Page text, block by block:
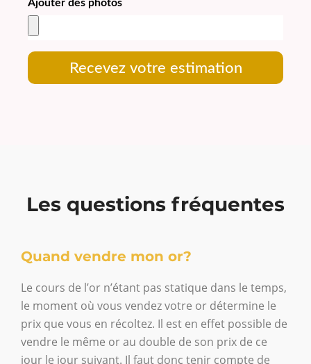
Ajouter des photos
Recevez votre estimation
Les questions fréquentes
Quand vendre mon or?
Le cours de l’or n’étant pas statique dans le temps,
le moment où vous vendez votre or détermine le
prix que vous en récoltez. Il est en effet possible de
vendre le même or au double de son prix de ce
jour le jour suivant. Il faut donc tenir compte de